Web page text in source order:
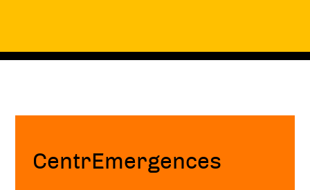
Fin
CentrEmergences